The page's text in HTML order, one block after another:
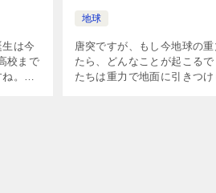
は今
校まで
。
地球
唐突ですが、もし今地球の
たら、どんなことが起こる
たちは重力で地面に引きつ